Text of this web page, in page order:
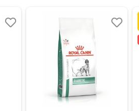
Uporedi